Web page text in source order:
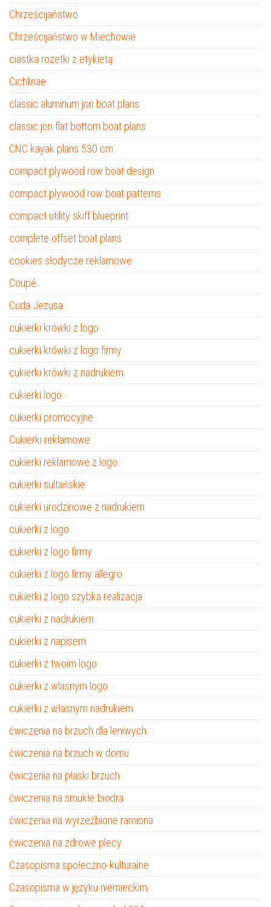
Chrześcijaństwo
Chrześcijaństwo w Miechowie
ciastka rozetki z etykietą
Cichlinae
classic aluminum jon boat plans
classic jon flat bottom boat plans
CNC kayak plans 530 cm
compact plywood row boat design
compact plywood row boat patterns
compact utility skiff blueprint
complete offset boat plans
cookies słodycze reklamowe
Coupé
Cuda Jezusa
cukierki krówki z logo
cukierki krówki z logo firmy
cukierki krówki z nadrukiem
cukierki logo
cukierki promocyjne
Cukierki reklamowe
cukierki reklamowe z logo
cukierki sultańskie
cukierki urodzinowe z nadrukiem
cukierki z logo
cukierki z logo firmy
cukierki z logo firmy allegro
cukierki z logo szybka realizacja
cukierki z nadrukiem
cukierki z napisem
cukierki z twoim logo
cukierki z wlasnym logo
cukierki z własnym nadrukiem
ćwiczenia na brzuch dla leniwych
ćwiczenia na brzuch w domu
ćwiczenia na płaski brzuch
ćwiczenia na smukłe biodra
ćwiczenia na wyrzeźbione ramiona
ćwiczenia na zdrowe plecy
Czasopisma społeczno-kulturalne
Czasopisma w języku niemieckim